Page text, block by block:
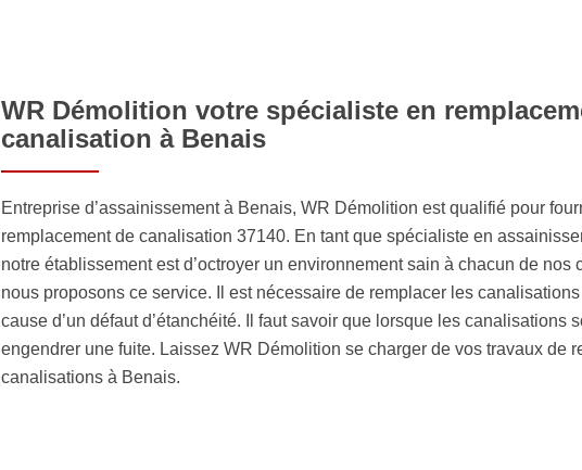
WR Démolition votre spécialiste en
canalisation à Benais
Entreprise d’assainissement à Benais, WR Démolition est qualifié pour
remplacement de canalisation 37140. En tant que spécialiste en
notre établissement est d’octroyer un environnement sain à chacun de nos
nous proposons ce service. Il est nécessaire de remplacer les
cause d’un défaut d’étanchéité. Il faut savoir que lorsque les canalisations
engendrer une fuite. Laissez WR Démolition se charger de vos travaux de
canalisations à Benais.